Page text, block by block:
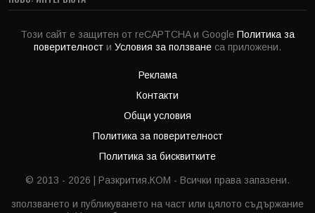
Този сайт е защитен от reCAPTCHA и Google Политика за
поверителност и Условия за ползване са приложени.
Реклама
Контакти
Общи условия
Политика за поверителност
Политика за бисквитките
© 2013 - 2026 | Разкрития.КОМ - Всички права запазени.
зползването и публикуването на част или цялото съдържание